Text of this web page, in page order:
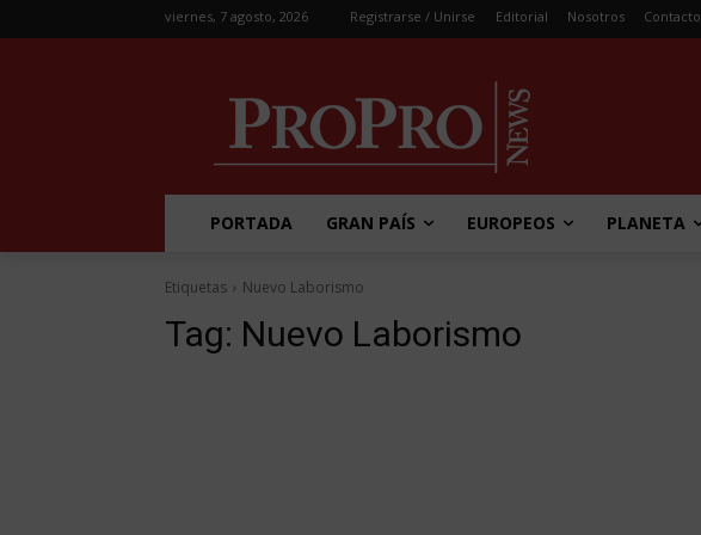
viernes, 7 agosto, 2026 Registrarse / Unirse Editorial Nosotros Contacto
PORTADA GRAN PAÍS EUROPEOS PLANETA
Etiquetas Nuevo Laborismo
Tag: Nuevo Laborismo